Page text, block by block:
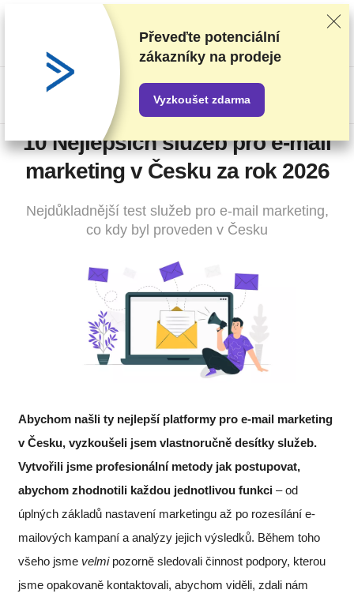
Poskytovatele hodnotíme na základě důkladného testování a
průzkumu, ale také s ohledem na vaši zpětnou vazbu a naše
obchodní dohody s poskytovateli. Tato stránka obsahuje
partnerské odkazy.
Prohlášení o inzerci
10 Nejlepších služeb pro e-mail
marketing v Česku za rok 2026
Nejdůkladnější test služeb pro e-mail marketing,
co kdy byl proveden v Česku
Abychom našli ty nejlepší platformy pro e-mail marketing
v Česku, vyzkoušeli jsem vlastnoručně desítky služeb.
Vytvořili jsme profesionální metody jak postupovat,
abychom zhodnotili každou jednotlivou funkci – od
úplných základů nastavení marketingu až po rozesílání e-
mailových kampaní a analýzy jejich výsledků. Během toho
všeho jsme velmi pozorně sledovali činnost podpory, kterou
jsme opakovaně kontaktovali, abychom viděli, zdali nám
Převeďte potenciální
zákazníky na prodeje
Vyzkoušet zdarma